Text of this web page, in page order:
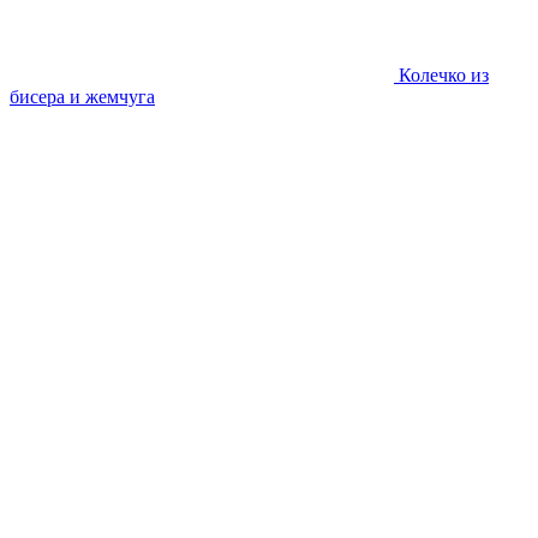
Колечко из
бисера и жемчуга